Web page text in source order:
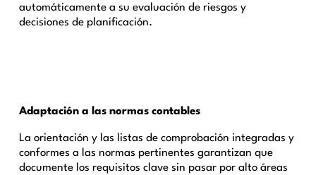
automáticamente a su evaluación de riesgos y
decisiones de planificación.
Adaptación a las normas contables
La orientación y las listas de comprobación integradas y
conformes a las normas pertinentes garantizan que
documente los requisitos clave sin pasar por alto áreas